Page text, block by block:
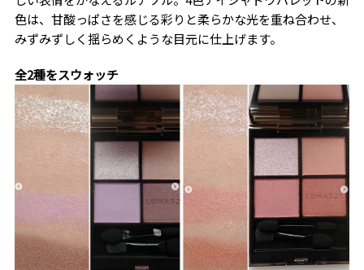
色は、甘酸っぱさを感じる彩りと柔らかな光を重ね合わせ、
みずみずしく揺らめくような目元に仕上げます。
全2種をスウォッチ